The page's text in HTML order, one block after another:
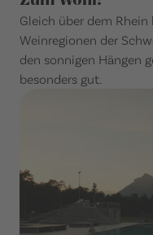
Gleich über dem
Weinregionen der
den sonnigen Hängen
besonders gut.